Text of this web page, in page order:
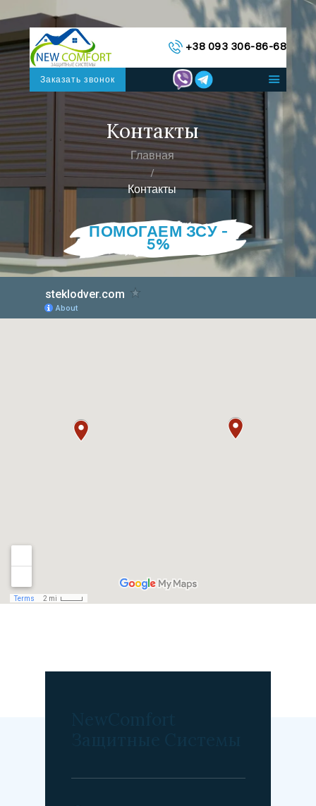
+38 093 306-86-68
Заказать звонок
Контакты
Главная
Контакты
ПОМОГАЕМ ЗСУ -
5%
ГЛАВНАЯ
КАТАЛОГ СИСТЕМ
О НАС
КОНТАКТЫ
РУССКИЙ